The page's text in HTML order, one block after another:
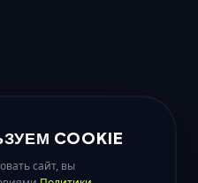
COOKIE
сайт, вы